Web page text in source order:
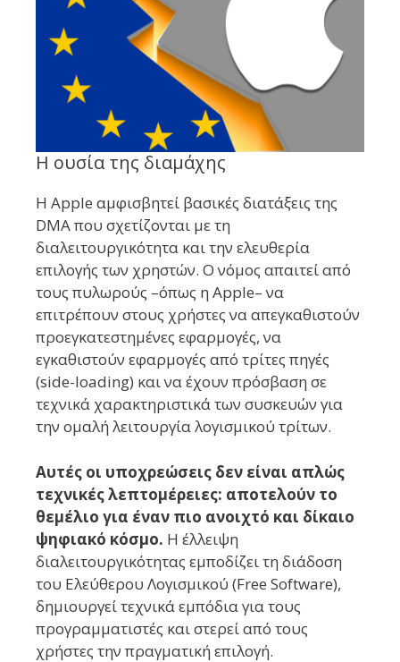
Η ουσία της διαμάχης
Η Apple αμφισβητεί βασικές διατάξεις της
DMA που σχετίζονται με τη
διαλειτουργικότητα και την ελευθερία
επιλογής των χρηστών. Ο νόμος απαιτεί από
τους πυλωρούς –όπως η Apple– να
επιτρέπουν στους χρήστες να απεγκαθιστούν
προεγκατεστημένες εφαρμογές, να
εγκαθιστούν εφαρμογές από τρίτες πηγές
(side-loading) και να έχουν πρόσβαση σε
τεχνικά χαρακτηριστικά των συσκευών για
την ομαλή λειτουργία λογισμικού τρίτων.
Αυτές οι υποχρεώσεις δεν είναι απλώς
τεχνικές λεπτομέρειες: αποτελούν το
θεμέλιο για έναν πιο ανοιχτό και δίκαιο
ψηφιακό κόσμο. Η έλλειψη
διαλειτουργικότητας εμποδίζει τη διάδοση
του Ελεύθερου Λογισμικού (Free Software),
δημιουργεί τεχνικά εμπόδια για τους
προγραμματιστές και στερεί από τους
χρήστες την πραγματική επιλογή.